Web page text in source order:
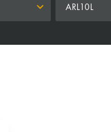
ARL10L